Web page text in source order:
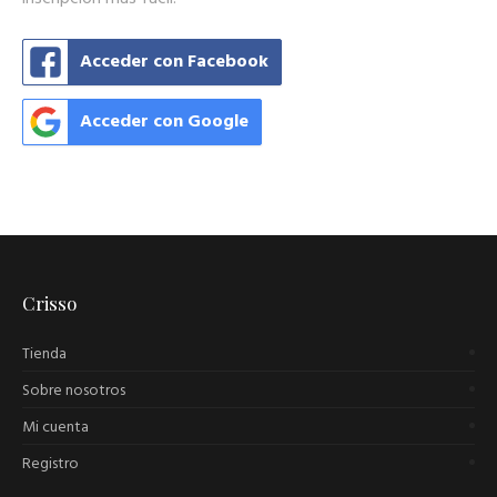
Acceder con Facebook
Acceder con Google
Crisso
Tienda
Sobre nosotros
Mi cuenta
Registro